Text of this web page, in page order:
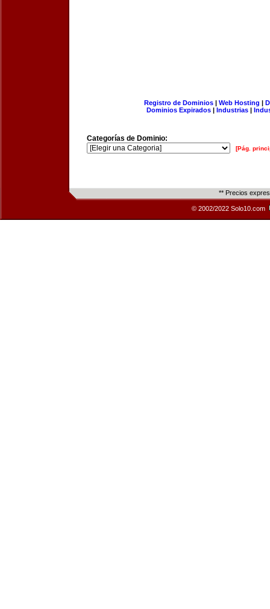
Registro de Dominios| Web Hosting |
Dominios Expirados | Industrias |
Categorías de Dominio:
[Pág.
** Precios
© 2002/2022 Solo10.com